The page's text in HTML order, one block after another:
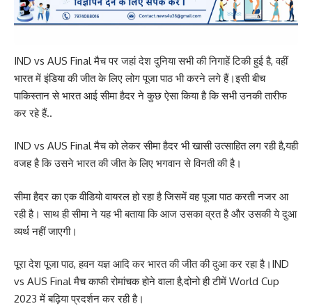
IND vs AUS Final मैच पर जहां देश दुनिया सभी की निगाहें टिकी हुई है, वहीं
भारत में इंडिया की जीत के लिए लोग पूजा पाठ भी करने लगे हैं।इसी बीच
पाकिस्तान से भारत आई सीमा हैदर ने कुछ ऐसा किया है कि सभी उनकी तारीफ
कर रहे हैं..
IND vs AUS Final मैच को लेकर सीमा हैदर भी खासी उत्साहित लग रही है,यही
वजह है कि उसने भारत की जीत के लिए भगवान से विनती की है।
सीमा हैदर का एक वीडियो वायरल हो रहा है जिसमें वह पूजा पाठ करती नजर आ
रही है। साथ ही सीमा ने यह भी बताया कि आज उसका व्रत है और उसकी ये दुआ
व्यर्थ नहीं जाएगी।
पूरा देश पूजा पाठ, हवन यज्ञ आदि कर भारत की जीत की दुआ कर रहा है।IND
vs AUS Final मैच काफी रोमांचक होने वाला है,दोनो ही टीमें World Cup
2023 में बढ़िया प्रदर्शन कर रही है।